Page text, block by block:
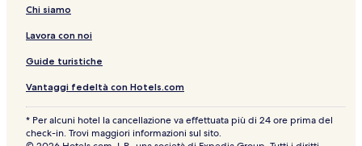
Chi siamo
Lavora con noi
Guide turistiche
Vantaggi fedeltà con Hotels.com
* Per alcuni hotel la cancellazione va effettuata più di 24 ore prima del
check-in. Trovi maggiori informazioni sul sito.